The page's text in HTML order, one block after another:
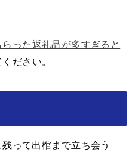
らった返礼品が多すぎると
ださい。
って出棺まで立ち会う